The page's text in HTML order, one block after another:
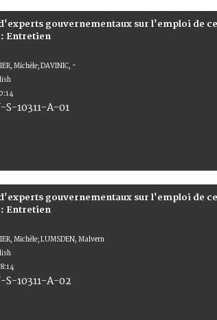
gouvernementaux sur l'emploi de
: Entretien
Michèle; DAVINIC, -
S-10311-A-01
gouvernementaux sur l'emploi de
: Entretien
Michèle; LUMSDEN, Malvern
S-10311-A-02